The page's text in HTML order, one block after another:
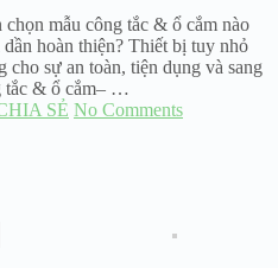
mẫu công tắc & ổ cắm nào
hoàn thiện? Thiết bị tuy nhỏ
sự an toàn, tiện dụng và sang
tắc & ổ cắm– …
SẺ No Comments